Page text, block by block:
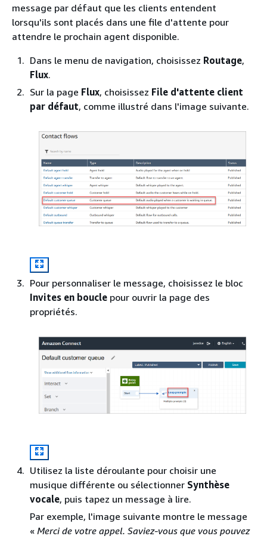
message par défaut que les clients entendent
lorsqu'ils sont placés dans une file d'attente pour
attendre le prochain agent disponible.
Dans le menu de navigation, choisissez Routage,
Flux.
Sur la page Flux, choisissez File d'attente client
par défaut, comme illustré dans l'image suivante.
Pour personnaliser le message, choisissez le bloc
Invites en boucle pour ouvrir la page des
propriétés.
Utilisez la liste déroulante pour choisir une
musique différente ou sélectionner Synthèse
vocale, puis tapez un message à lire.
Par exemple, l'image suivante montre le message
« Merci de votre appel. Saviez-vous que vous pouvez